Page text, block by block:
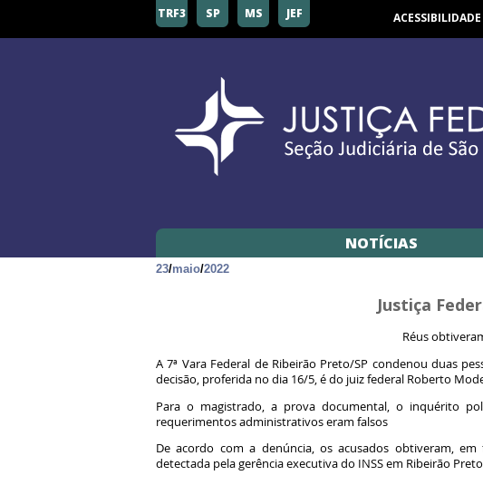
TRF3 SP MS JEF ACESSIBILIDADE
NOTÍCIAS
23/maio/2022
Justiça
Réus
A 7ª Vara Federal de Ribeirão Preto/SP condenou duas
decisão, proferida no dia 16/5, é do juiz federal Roberto
Para o magistrado, a prova documental, o inquérito
requerimentos administrativos eram falsos
De acordo com a denúncia, os acusados obtiveram,
detectada pela gerência executiva do INSS em Ribeirão